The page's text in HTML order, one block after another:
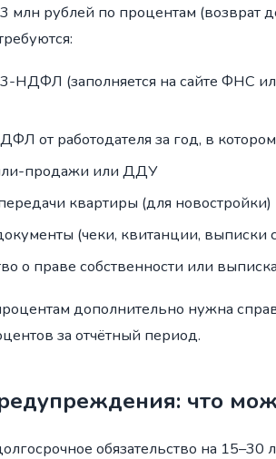
млн рублей по процентам (возврат
НДФЛ (заполняется на сайте ФНС
от работодателя за год, в
продажи или ДДУ
квартиры (для новостройки)
(чеки, квитанции, выписки с
о праве собственности или
дополнительно нужна
за отчётный период.
что
обязательство на